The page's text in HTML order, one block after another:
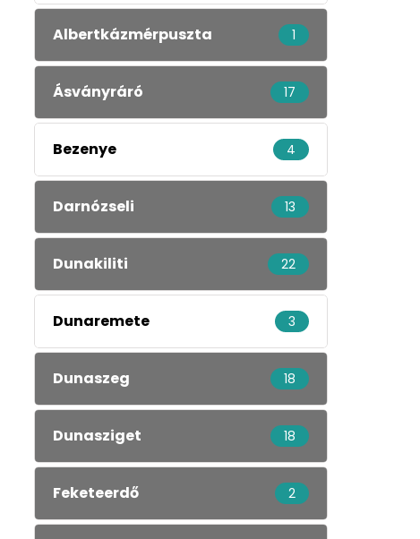
Albertkázmérpuszta 1
Ásványráró 17
Bezenye 4
Darnózseli 13
Dunakiliti 22
Dunaremete 3
Dunaszeg 18
Dunasziget 18
Feketeerdő 2